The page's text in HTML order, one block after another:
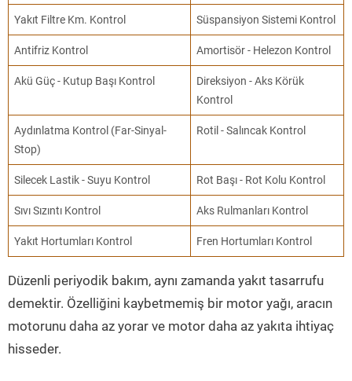
Yakıt Filtre Km. Kontrol Süspansiyon Sistemi Kontrol
Antifriz Kontrol Amortisör - Helezon Kontrol
Akü Güç - Kutup Başı Kontrol
Direksiyon - Aks Körük
Kontrol
Aydınlatma Kontrol (Far-Sinyal-
Stop)
Rotil - Salıncak Kontrol
Silecek Lastik - Suyu Kontrol Rot Başı - Rot Kolu Kontrol
Sıvı Sızıntı Kontrol Aks Rulmanları Kontrol
Yakıt Hortumları Kontrol Fren Hortumları Kontrol
Düzenli periyodik bakım, aynı zamanda yakıt tasarrufu
demektir. Özelliğini kaybetmemiş bir motor yağı, aracın
motorunu daha az yorar ve motor daha az yakıta ihtiyaç
hisseder.